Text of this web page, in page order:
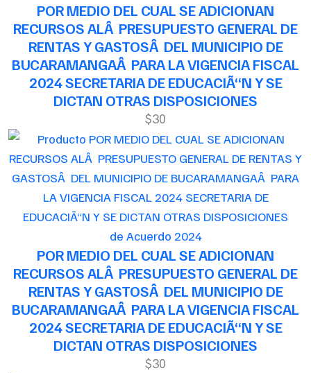
POR MEDIO DEL CUAL SE ADICIONAN
RECURSOS ALÂ PRESUPUESTO GENERAL DE
RENTAS Y GASTOSÂ DEL MUNICIPIO DE
BUCARAMANGAÂ PARA LA VIGENCIA FISCAL
2024 SECRETARIA DE EDUCACIÃ“N Y SE
DICTAN OTRAS DISPOSICIONES
$30
de Acuerdo 2024
POR MEDIO DEL CUAL SE ADICIONAN
RECURSOS ALÂ PRESUPUESTO GENERAL DE
RENTAS Y GASTOSÂ DEL MUNICIPIO DE
BUCARAMANGAÂ PARA LA VIGENCIA FISCAL
2024 SECRETARIA DE EDUCACIÃ“N Y SE
DICTAN OTRAS DISPOSICIONES
$30